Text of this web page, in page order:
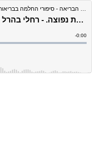
אל דרך הבריאה - סיפורי החלמה בבריאות טבעית
פרק #6 | החלמה לא נפוצה מטרשת נפוצה. - רחלי בהרל
Time
-0:00